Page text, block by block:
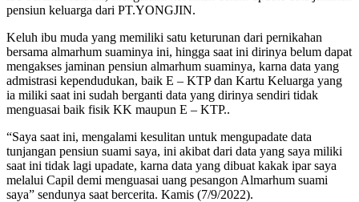
pensiun keluarga dari PT.YONGJIN.
Keluh ibu muda yang memiliki satu keturunan dari pernikahan
bersama almarhum suaminya ini, hingga saat ini dirinya belum dapat
mengakses jaminan pensiun almarhum suaminya, karna data yang
admistrasi kependudukan, baik E – KTP dan Kartu Keluarga yang
ia miliki saat ini sudah berganti data yang dirinya sendiri tidak
menguasai baik fisik KK maupun E – KTP..
“Saya saat ini, mengalami kesulitan untuk mengupadate data
tunjangan pensiun suami saya, ini akibat dari data yang saya miliki
saat ini tidak lagi upadate, karna data yang dibuat kakak ipar saya
melalui Capil demi menguasai uang pesangon Almarhum suami
saya” sendunya saat bercerita. Kamis (7/9/2022).